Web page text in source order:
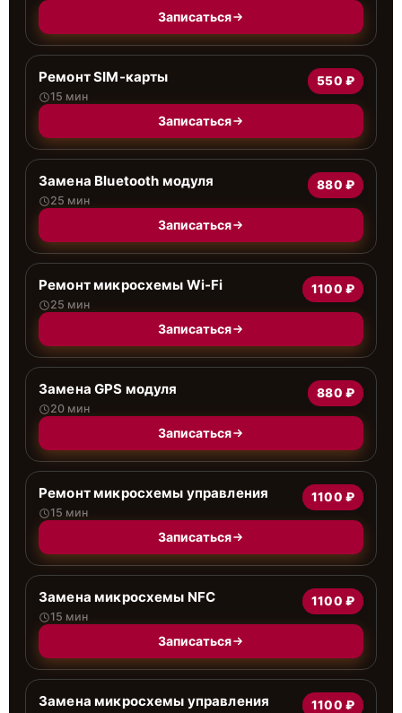
Записаться
Ремонт SIM-карты
15 мин
550 ₽
Записаться
Замена Bluetooth модуля
25 мин
880 ₽
Записаться
Ремонт микросхемы Wi-Fi
25 мин
1100 ₽
Записаться
Замена GPS модуля
20 мин
880 ₽
Записаться
Ремонт микросхемы управления
15 мин
1100 ₽
Записаться
Замена микросхемы NFC
15 мин
1100 ₽
Записаться
Замена микросхемы управления 1100 ₽